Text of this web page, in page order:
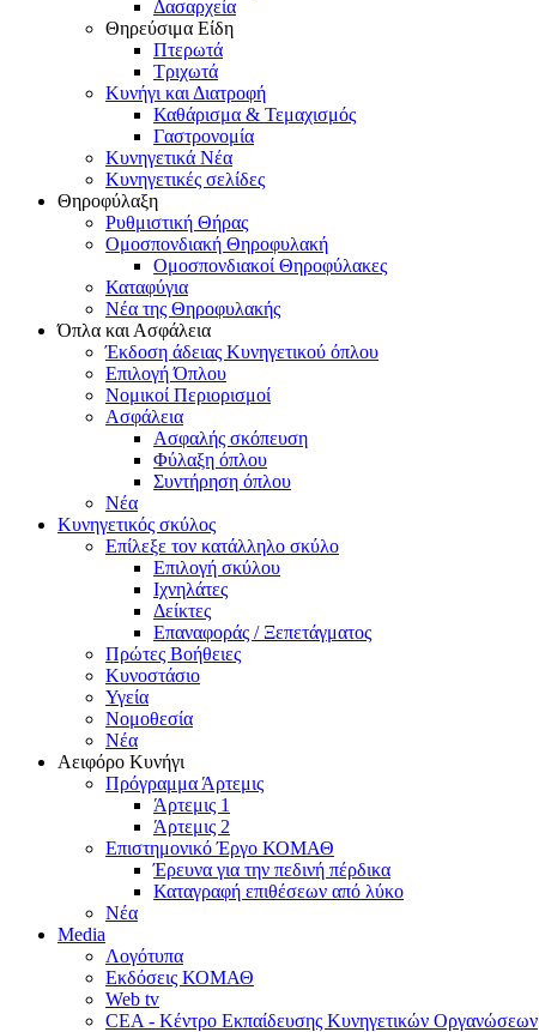
Δασαρχεία
Θηρεύσιμα Είδη
Πτερωτά
Τριχωτά
Κυνήγι και Διατροφή
Καθάρισμα & Τεμαχισμός
Γαστρονομία
Κυνηγετικά Νέα
Κυνηγετικές σελίδες
Θηροφύλαξη
Ρυθμιστική Θήρας
Ομοσπονδιακή Θηροφυλακή
Oμοσπονδιακοί Θηροφύλακες
Καταφύγια
Νέα της Θηροφυλακής
Όπλα και Ασφάλεια
Έκδοση άδειας Κυνηγετικού όπλου
Επιλογή Όπλου
Νομικοί Περιορισμοί
Ασφάλεια
Ασφαλής σκόπευση
Φύλαξη όπλου
Συντήρηση όπλου
Νέα
Κυνηγετικός σκύλος
Επίλεξε τον κατάλληλο σκύλο
Επιλογή σκύλου
Ιχνηλάτες
Δείκτες
Επαναφοράς / Ξεπετάγματος
Πρώτες Βοήθειες
Κυνοστάσιο
Υγεία
Νομοθεσία
Νέα
Αειφόρο Κυνήγι
Πρόγραμμα Άρτεμις
Άρτεμις 1
Άρτεμις 2
Επιστημονικό Έργο ΚΟΜΑΘ
Έρευνα για την πεδινή πέρδικα
Καταγραφή επιθέσεων από λύκο
Νέα
Media
Λογότυπα
Εκδόσεις ΚΟΜΑΘ
Web tv
CEA - Κέντρο Εκπαίδευσης Κυνηγετικών Οργανώσεων